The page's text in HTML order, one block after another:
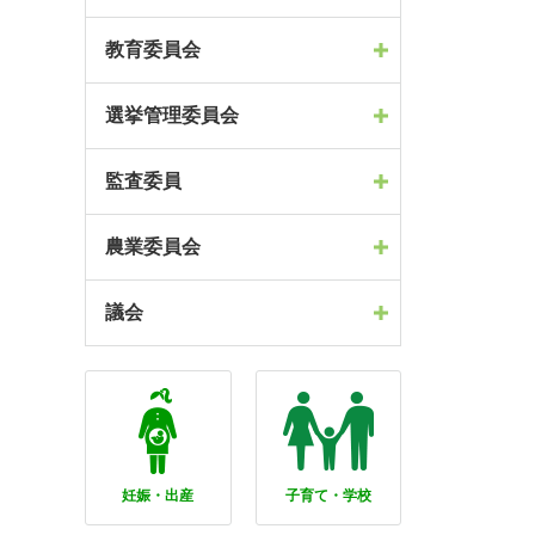
教育委員会
選挙管理委員会
監査委員
農業委員会
議会
妊娠・出産 子育て・学校